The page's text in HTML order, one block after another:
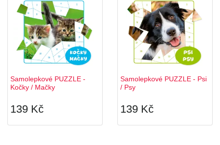
Samolepkové PUZZLE -
Kočky / Mačky
139 Kč
Samolepkové PUZZLE - Psi
/ Psy
139 Kč